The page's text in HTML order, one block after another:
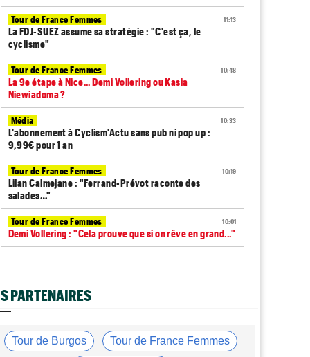
11:13
Tour de France Femmes
La FDJ-SUEZ assume sa stratégie : "C'est ça, le
cyclisme"
10:48
Tour de France Femmes
La 9e étape à Nice... Demi Vollering ou Kasia
Niewiadoma ?
10:33
Média
L'abonnement à Cyclism'Actu sans pub ni pop up :
9,99€ pour 1 an
10:19
Tour de France Femmes
Lilan Calmejane : "Ferrand-Prévot raconte des
salades…"
10:01
Tour de France Femmes
Demi Vollering : "Cela prouve que si on rêve en grand..."
Route
propre..."
PARTENAIRES
Tour de Burgos Tour de France Femmes